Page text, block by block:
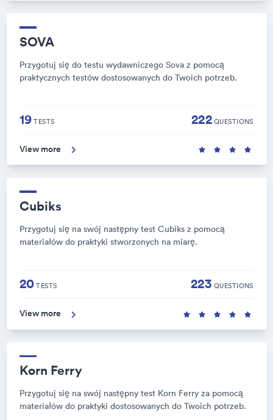
SOVA
Przygotuj się do testu wydawniczego Sova z pomocą
praktycznych testów dostosowanych do Twoich potrzeb.
19TESTS 222QUESTIONS
View more
Cubiks
Przygotuj się na swój następny test Cubiks z pomocą
materiałów do praktyki stworzonych na miarę.
20TESTS 223 QUESTIONS
View more
Korn Ferry
Przygotuj się na swój następny test Korn Ferry za pomocą
materiałów do praktyki dostosowanych do Twoich potrzeb.